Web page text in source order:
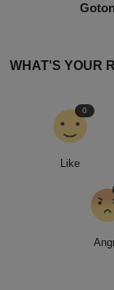
WHAT'S YOUR
Like
0